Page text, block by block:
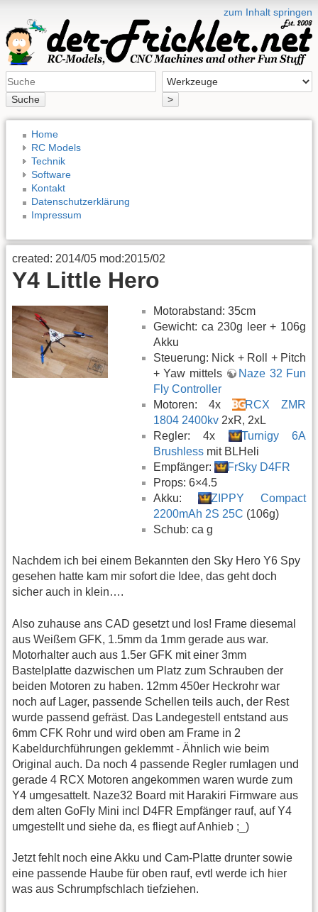
zum Inhalt springen
Suche >
Home
RC Models
Technik
Software
Kontakt
Datenschutzerklärung
Impressum
created: 2014/05 mod:2015/02
Y4 Little Hero
Motorabstand: 35cm
Gewicht: ca 230g leer + 106g
Akku
Steuerung: Nick + Roll + Pitch
+ Yaw mittels
Naze 32 Fun
Fly Controller
Motoren: 4x
RCX ZMR
1804 2400kv 2xR, 2xL
Regler: 4x
Turnigy 6A
Brushless mit BLHeli
Empfänger:
FrSky D4FR
Props: 6×4.5
Akku:
ZIPPY Compact
2200mAh 2S 25C (106g)
Schub: ca g
Nachdem ich bei einem Bekannten den Sky Hero Y6 Spy
gesehen hatte kam mir sofort die Idee, das geht doch
sicher auch in klein….
Also zuhause ans CAD gesetzt und los! Frame diesemal
aus Weißem GFK, 1.5mm da 1mm gerade aus war.
Motorhalter auch aus 1.5er GFK mit einer 3mm
Bastelplatte dazwischen um Platz zum Schrauben der
beiden Motoren zu haben. 12mm 450er Heckrohr war
noch auf Lager, passende Schellen teils auch, der Rest
wurde passend gefräst. Das Landegestell entstand aus
6mm CFK Rohr und wird oben am Frame in 2
Kabeldurchführungen geklemmt - Ähnlich wie beim
Original auch. Da noch 4 passende Regler rumlagen und
gerade 4 RCX Motoren angekommen waren wurde zum
Y4 umgesattelt. Naze32 Board mit Harakiri Firmware aus
dem alten GoFly Mini incl D4FR Empfänger rauf, auf Y4
umgestellt und siehe da, es fliegt auf Anhieb ;_)
Jetzt fehlt noch eine Akku und Cam-Platte drunter sowie
eine passende Haube für oben rauf, evtl werde ich hier
was aus Schrumpfschlach tiefziehen.